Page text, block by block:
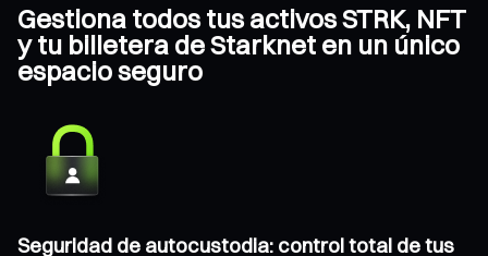
Gestiona todos tus activos STRK, NFT
y tu billetera de Starknet en un único
espacio seguro
Seguridad de autocustodia: control total de tus